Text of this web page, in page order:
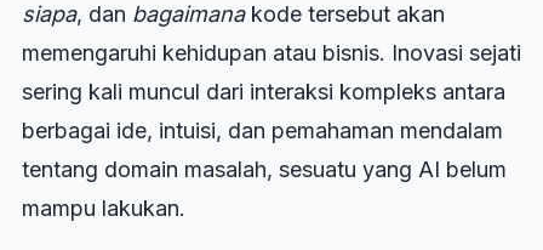
siapa, dan bagaimanakode tersebut akan
memengaruhi kehidupan atau bisnis. Inovasi sejati
sering kali muncul dari interaksi kompleks antara
berbagai ide, intuisi, dan pemahaman mendalam
tentang domain masalah, sesuatu yang AI belum
mampu lakukan.